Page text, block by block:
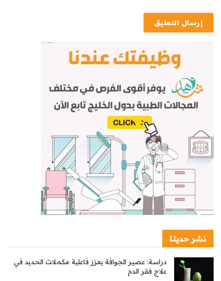
نشر حديثا
دراسة: عصير الجوافة يعزز فاعلية مكملات الحديد في
علاج فقر الدم